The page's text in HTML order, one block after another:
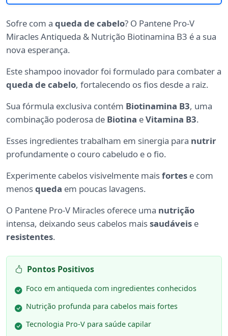
Sofre com a queda de cabelo? O Pantene Pro-V
Miracles Antiqueda & Nutrição Biotinamina B3 é a sua
nova esperança.
Este shampoo inovador foi formulado para combater a
queda de cabelo, fortalecendo os fios desde a raiz.
Sua fórmula exclusiva contém Biotinamina B3, uma
combinação poderosa de Biotina eVitamina B3.
Esses ingredientes trabalham em sinergia para nutrir
profundamente o couro cabeludo e o fio.
Experimente cabelos visivelmente maisfortes e com
menosqueda em poucas lavagens.
O Pantene Pro-V Miracles oferece uma nutrição
intensa, deixando seus cabelos maissaudáveis e
resistentes.
Pontos Positivos
Foco em antiqueda com ingredientes conhecidos
Nutrição profunda para cabelos mais fortes
Tecnologia Pro-V para saúde capilar